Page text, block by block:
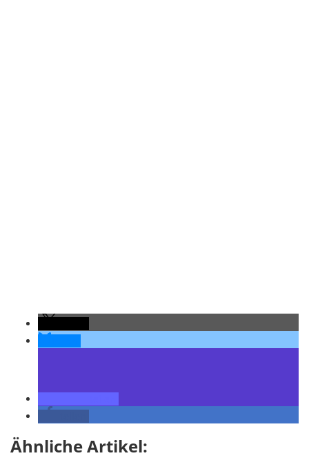
Ähnliche Artikel: